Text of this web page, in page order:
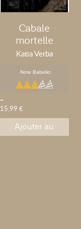
Cabale
mortelle
Katia Verba
Note Babelio:
-
15,99 €
Ajouter au